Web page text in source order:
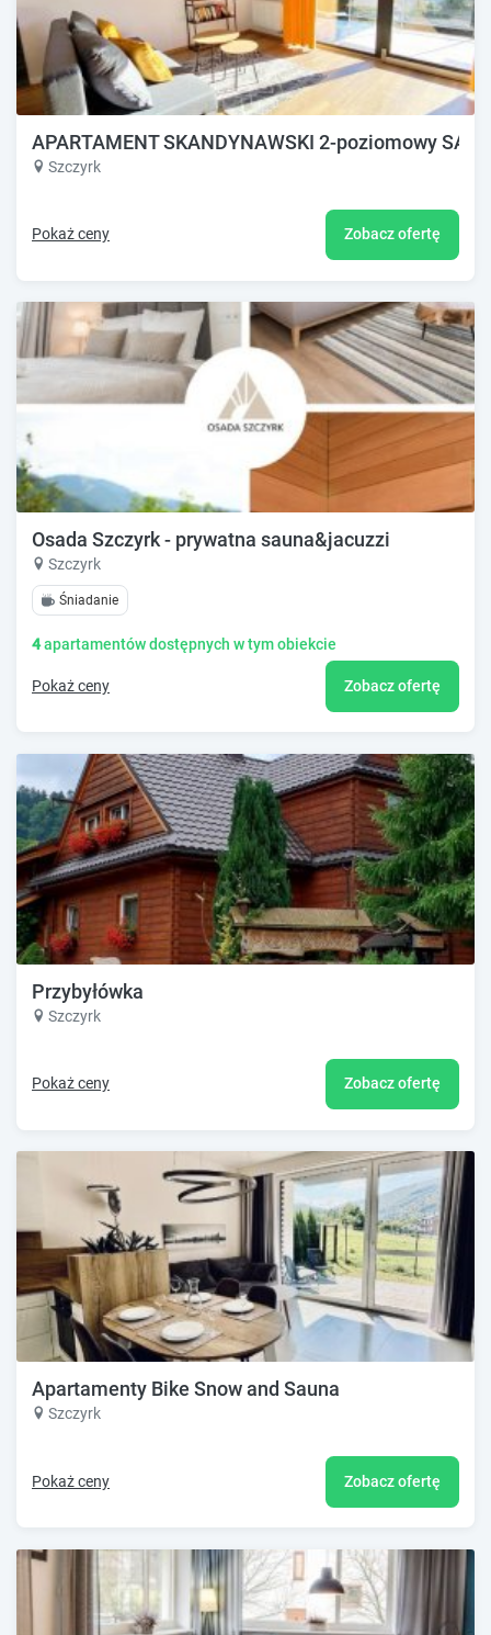
APARTAMENT SKANDYNAWSKI 2-poziomowy
Szczyrk
Pokaż ceny Zobacz ofertę
Osada Szczyrk - prywatna sauna&jacuzzi
Szczyrk
Śniadanie
4apartamentów dostępnych w tym obiekcie
Pokaż ceny Zobacz ofertę
Przybyłówka
Szczyrk
Pokaż ceny Zobacz ofertę
Apartamenty Bike Snow and Sauna
Szczyrk
Pokaż ceny Zobacz ofertę